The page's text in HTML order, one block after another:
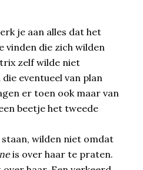
je aan alles dat het
vinden die zich wilden
zelf wilde niet
eventueel van plan
er toen ook maar van
beetje het tweede
wilden niet omdat
is over haar te praten.